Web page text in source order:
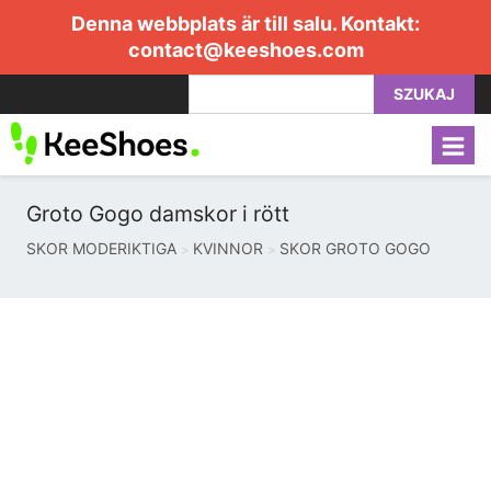
Denna webbplats är till salu. Kontakt:
contact@keeshoes.com
SZUKAJ
Groto Gogo damskor i rött
SKOR MODERIKTIGA KVINNOR SKOR GROTO GOGO